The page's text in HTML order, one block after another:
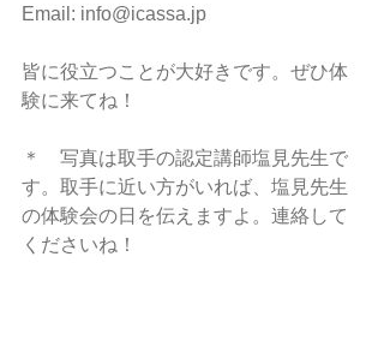
Email: info@icassa.jp
皆に役立つことが大好きです。ぜひ体
験に来てね！
＊　写真は取手の認定講師塩見先生で
す。取手に近い方がいれば、塩見先生
の体験会の日を伝えますよ。連絡して
くださいね！